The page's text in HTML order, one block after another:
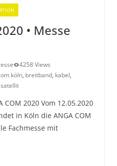
• Messe
4258 Views
köln, breitband, kabel,
satellit
COM 2020 Vom 12.05.2020
in Köln die ANGA COM
Fachmesse mit